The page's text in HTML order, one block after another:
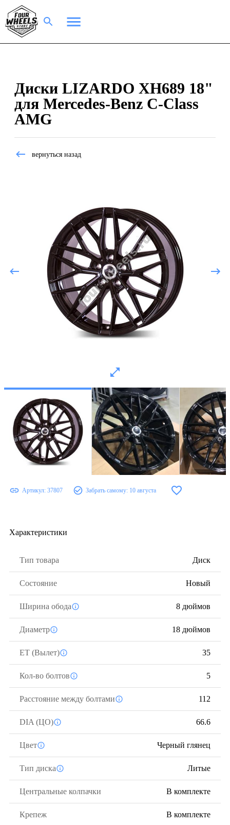
Диски LIZARDO XH689 18"
для Mercedes-Benz C-Class
AMG
вернуться назад
Артикул: 37807 Забрать самому: 10 августа
Характеристики
Тип товара Диск
Состояние Новый
Ширина обода 8 дюймов
Диаметр 18 дюймов
ЕТ (Вылет) 35
Кол-во болтов 5
Расстояние между болтами 112
DIA (ЦО) 66.6
Цвет Черный глянец
Тип диска Литые
Центральные колпачки В комплекте
Крепеж В комплекте